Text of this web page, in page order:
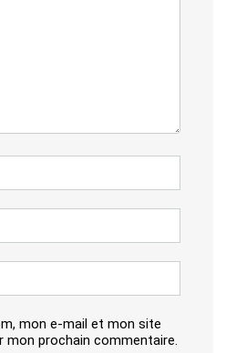
mon e-mail et mon site
mon prochain commentaire.